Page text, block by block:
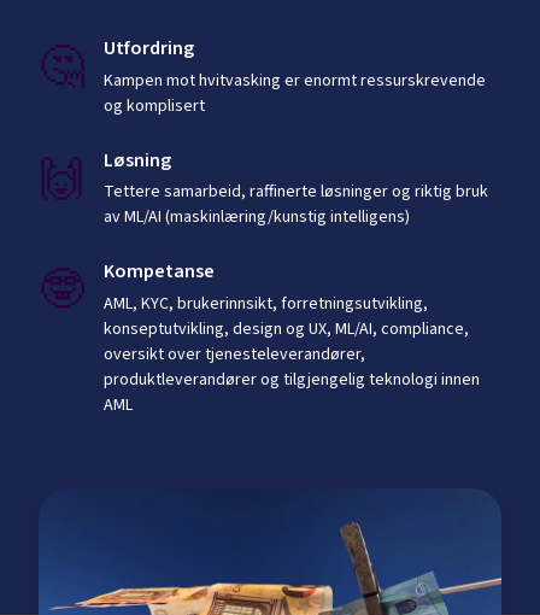
🤔 Utfordring
Kampen mot hvitvasking er enormt ressurskrevende
og komplisert
🙌 Løsning
Tettere samarbeid, raffinerte løsninger og riktig bruk
av ML/AI (maskinlæring/kunstig intelligens)
🤓 Kompetanse
AML, KYC, brukerinnsikt, forretningsutvikling,
konseptutvikling, design og UX, ML/AI, compliance,
oversikt over tjenesteleverandører,
produktleverandører og tilgjengelig teknologi innen
AML